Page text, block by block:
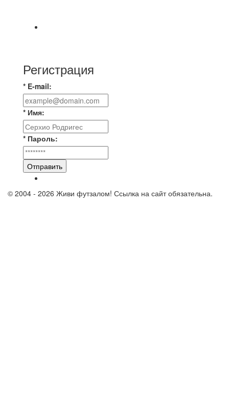
Регистрация
* E-mail:
* Имя:
* Пароль:
Отправить
© 2004 - 2026 Живи футзалом! Ссылка на сайт обязательна.